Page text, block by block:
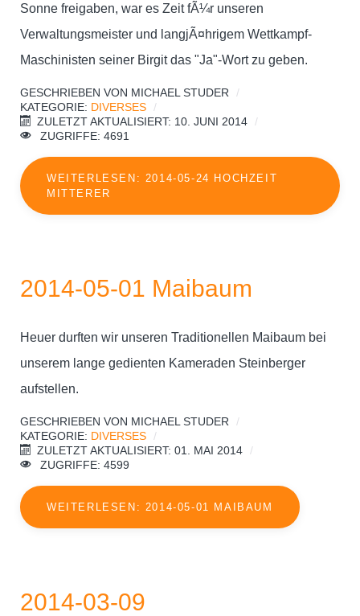
Sonne freigaben, war es Zeit fÃ¼r unseren
Verwaltungsmeister und langjÃ¤hrigem Wettkampf-
Maschinisten seiner Birgit das "Ja"-Wort zu geben.
GESCHRIEBEN VON MICHAEL STUDER
KATEGORIE: DIVERSES
ZULETZT AKTUALISIERT: 10. JUNI 2014
ZUGRIFFE: 4691
WEITERLESEN: 2014-05-24 HOCHZEIT
MITTERER
2014-05-01 Maibaum
Heuer durften wir unseren Traditionellen Maibaum bei
unserem lange gedienten Kameraden Steinberger
aufstellen.
GESCHRIEBEN VON MICHAEL STUDER
KATEGORIE: DIVERSES
ZULETZT AKTUALISIERT: 01. MAI 2014
ZUGRIFFE: 4599
WEITERLESEN: 2014-05-01 MAIBAUM
2014-03-09